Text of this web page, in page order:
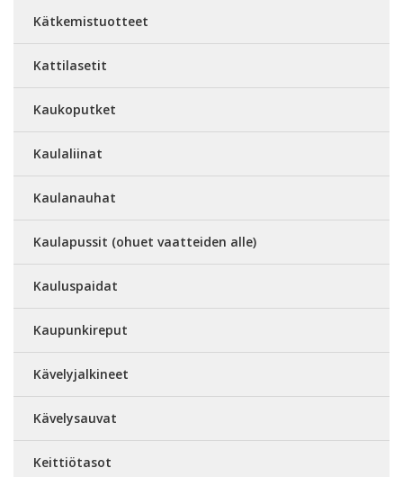
Kätkemistuotteet
Kattilasetit
Kaukoputket
Kaulaliinat
Kaulanauhat
Kaulapussit (ohuet vaatteiden alle)
Kauluspaidat
Kaupunkireput
Kävelyjalkineet
Kävelysauvat
Keittiötasot